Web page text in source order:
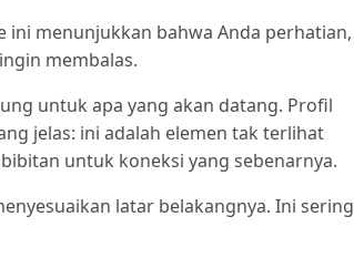
menunjukkan bahwa Anda perhatian,
membalas.
untuk apa yang akan datang. Profil
jelas: ini adalah elemen tak terlihat
untuk koneksi yang sebenarnya.
latar belakangnya. Ini sering